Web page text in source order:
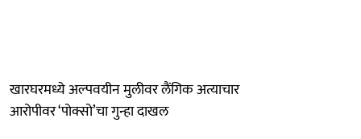
खारघरमध्ये अल्पवयीन मुलीवर लैंगिक अत्याचार
आरोपीवर ‘पोक्सो’चा गुन्हा दाखल